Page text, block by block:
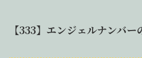
【333】エンジェルナンバ